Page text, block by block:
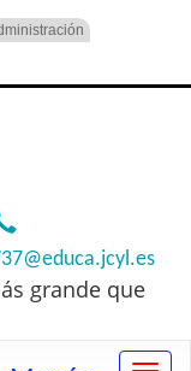
grande que